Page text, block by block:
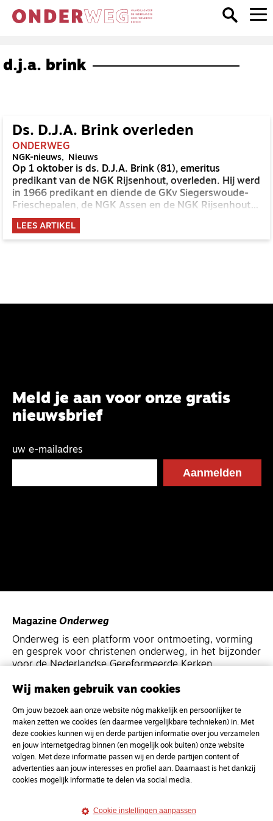
d.j.a. brink
Ds. D.J.A. Brink overleden
ONDERWEG
NGK-nieuws Nieuws
Op 1 oktober is ds. D.J.A. Brink (81), emeritus
predikant van de NGK Rijsenhout, overleden. Hij werd
in 1966 predikant en diende de GKv Siegerswoude-
Frieschepalen, de NGK Assen en de NGK Rijsenhout,
toen nog Haarlemmermeer OZ.
LEES ARTIKEL
Meld je aan voor onze gratis
nieuwsbrief
uw e-mailadres
Magazine Onderweg
Onderweg is een platform voor ontmoeting, vorming
en gesprek voor christenen onderweg, in het bijzonder
voor de Nederlandse Gereformeerde Kerken.
Magazine
Onderweg
Kvk-nummer 33277063
NL46 INGB 0117 5827 86
info@onderwegonline.nl
Wij maken gebruik van cookies
Om jouw bezoek aan onze website nóg makkelijk en persoonlijker te
maken zetten we cookies (en daarmee vergelijkbare technieken) in. Met
deze cookies kunnen wij en derde partijen informatie over jou verzamelen
en jouw internetgedrag binnen (en mogelijk ook buiten) onze website
volgen. Met deze informatie passen wij en derde partijen content of
advertenties aan jouw interesses en profiel aan. Daarnaast is het dankzij
cookies mogelijk informatie te delen via social media.
Cookie instellingen aanpassen